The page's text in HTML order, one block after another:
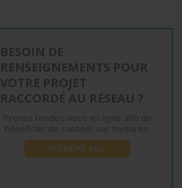
BESOIN DE
RENSEIGNEMENTS POUR
VOTRE PROJET
RACCORDÉ AU RÉSEAU ?
Prenez rendez-vous en ligne afin de
bénéficier de conseils sur mesures.
PRENDRE RDV